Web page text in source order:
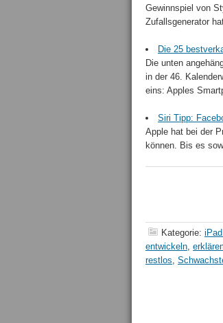
Gewinnspiel von
Zufallsgenerator
Die 25
Die unten
in der 46.
eins: Apples
Siri Tipp:
Apple hat bei der
können. Bis es
Kategorie:
entwickeln,
restlos,